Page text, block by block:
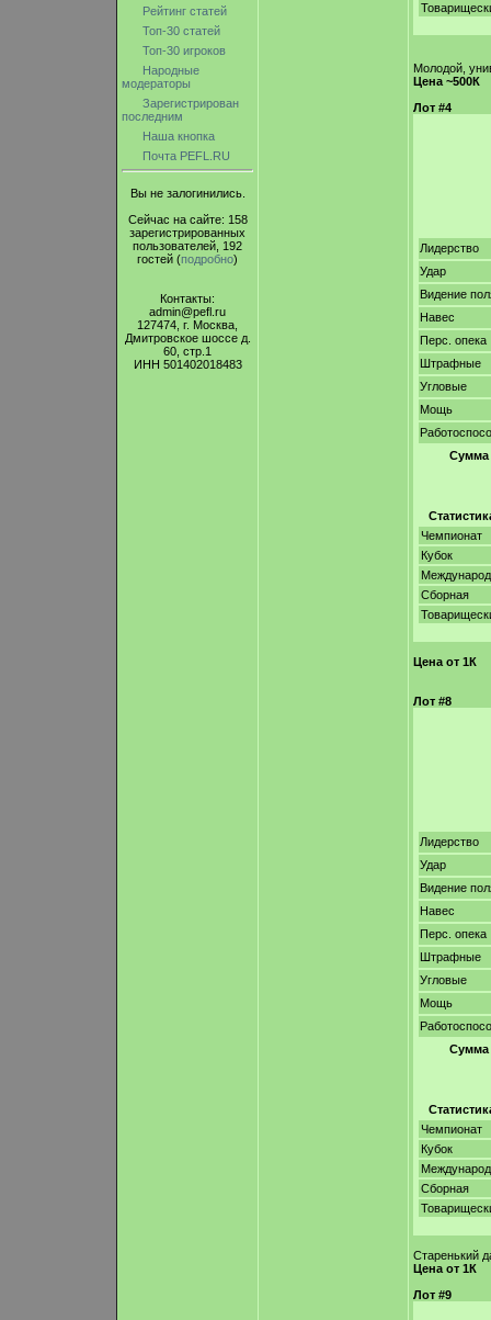
Рейтинг статей
Топ-30 статей
Топ-30 игроков
Народные
модераторы
Зарегистрирован
последним
Наша кнопка
Почта PEFL.RU
Вы не залогинились.
Сейчас на сайте: 158
зарегистрированных
пользователей, 192
гостей (подробно)
Контакты:
admin@pefl.ru
127474, г. Москва,
Дмитровское шоссе д.
60, стр.1
ИНН 501402018483
Молодой,
Цена ~500К
Лот #4
Лидерство
Удар
Видение
Навес
Перс. опека
Штрафные
Угловые
Мощь
Сумма
Чемпионат
Кубок
Сборная
Цена от 1К
Лот #8
Лидерство
Удар
Видение
Навес
Перс. опека
Штрафные
Угловые
Мощь
Сумма
Чемпионат
Кубок
Сборная
Старенький
Цена от 1К
Лот #9